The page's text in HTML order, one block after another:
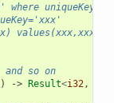
and so on
) -> Result<i32,